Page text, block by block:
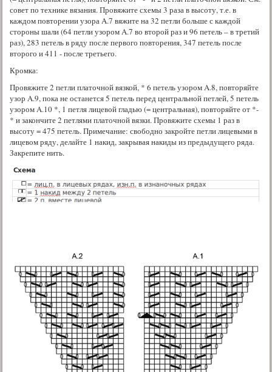
совет по технике вязания. Провяжите схемы 3 раза в высоту, т.е. в
каждом повторении узора A.7 вяжите на 32 петли больше с каждой
стороны шали (64 петли узором A.7 во второй раз и 96 петель – в третий
раз), 283 петель в ряду после первого повторения, 347 петель после
второго и 411 - после третьего.
Кромка:
Провяжите 2 петли платочной вязкой, * 6 петель узором A.8, повторяйте
узор A.9, пока не останется 5 петель перед центральной петлей, 5 петель
узором A.10 *, 1 петля лицевой гладью (= центральная), повторяйте от *-
* и закончите 2 петлями платочной вязки. Провяжите схемы 1 раз в
высоту = 475 петель. Примечание: свободно закройте петли лицевыми в
лицевом ряду, делайте 1 накид, закрывая накиды из предыдущего ряда.
Закрепите нить.